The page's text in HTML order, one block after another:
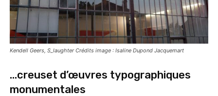
Kendell Geers, S_laughter Crédits image : Isaline Dupond Jacquemart
…creuset d’œuvres typographiques
monumentales